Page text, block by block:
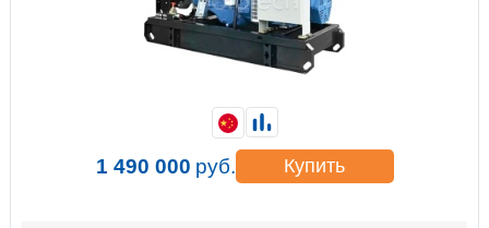
1 490 000 руб. Купить